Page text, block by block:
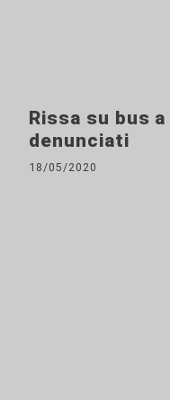
Rissa su bus
denunciati
18/05/2020